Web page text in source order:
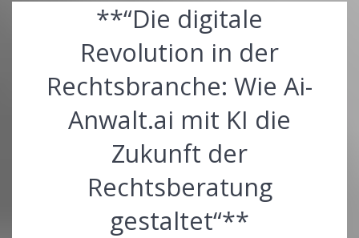
**“Die digitale
Revolution in der
Rechtsbranche: Wie Ai-
Anwalt.ai mit KI die
Zukunft der
Rechtsberatung
gestaltet“**